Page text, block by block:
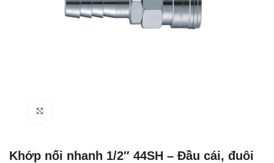
Khớp nối nhanh 1/2″ 44SH – Đầu cái, đuôi